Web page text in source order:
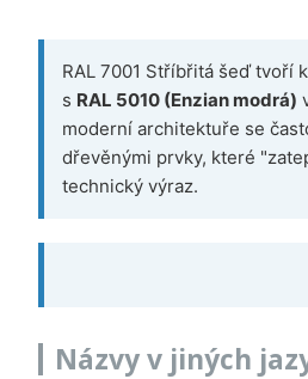
RAL 7001 Stříbřitá šeď tvoří
s RAL 5010 (Enzian modrá)
moderní architektuře se
dřevěnými prvky, které
technický výraz.
Názvy v jiných